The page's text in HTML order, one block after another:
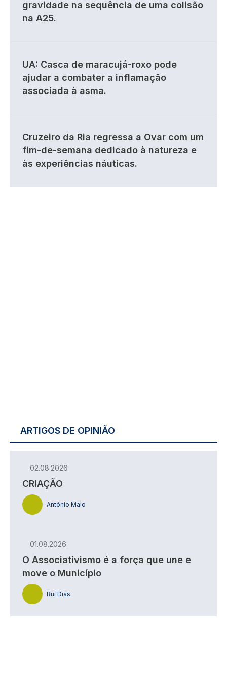
gravidade na sequência de uma colisão
na A25.
UA: Casca de maracujá-roxo pode
ajudar a combater a inflamação
associada à asma.
Cruzeiro da Ria regressa a Ovar com um
fim-de-semana dedicado à natureza e
às experiências náuticas.
ARTIGOS DE OPINIÃO
02.08.2026
CRIAÇÃO
António Maio
01.08.2026
O Associativismo é a força que une e
move o Município
Rui Dias